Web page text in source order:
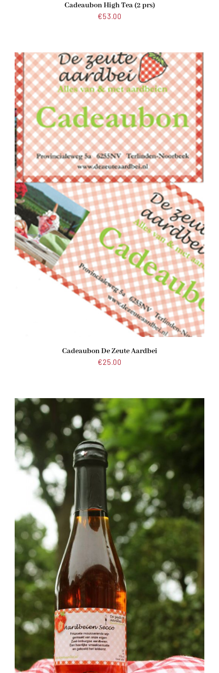
Cadeaubon High Tea (2 prs)
€53.00
Cadeaubon De Zeute Aardbei
€25.00